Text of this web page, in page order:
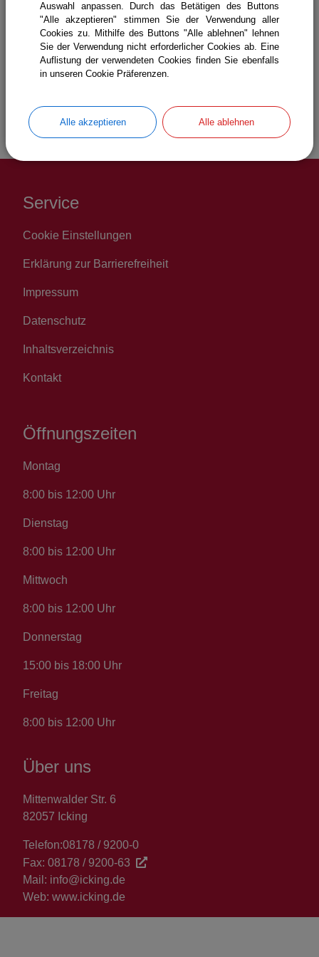
Örtliche Bauvorschriften
Service
Cookie Einstellungen
Erklärung zur Barrierefreiheit
Impressum
Datenschutz
Inhaltsverzeichnis
Kontakt
Öffnungszeiten
Montag
8:00 bis 12:00 Uhr
Dienstag
8:00 bis 12:00 Uhr
Mittwoch
8:00 bis 12:00 Uhr
Donnerstag
15:00 bis 18:00 Uhr
Freitag
8:00 bis 12:00 Uhr
Über uns
Mittenwalder Str. 6
82057 Icking
Telefon:08178 / 9200-0
Fax: 08178 / 9200-63
Mail: info@icking.de
Web: www.icking.de
Auswahl anpassen. Durch das Betätigen des Buttons
"Alle akzeptieren" stimmen Sie der Verwendung aller
Cookies zu. Mithilfe des Buttons "Alle ablehnen" lehnen
Sie der Verwendung nicht erforderlicher Cookies ab. Eine
Auflistung der verwendeten Cookies finden Sie ebenfalls
in unseren Cookie Präferenzen.
Alle akzeptieren Alle ablehnen